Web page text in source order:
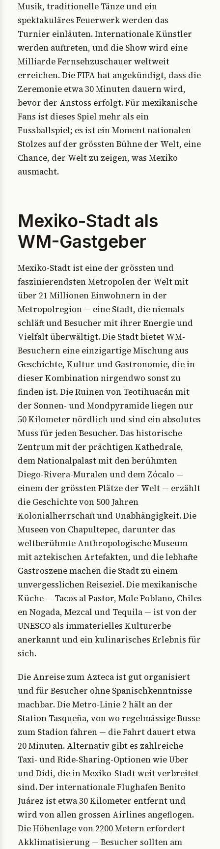
Musik, traditionelle Tänze und ein
spektakuläres Feuerwerk werden das
Turnier einläuten. Internationale Künstler
werden auftreten, und die Show wird eine
Milliarde Fernsehzuschauer weltweit
erreichen. Die FIFA hat angekündigt, dass die
Zeremonie etwa 30 Minuten dauern wird,
bevor der Anstoss erfolgt. Für mexikanische
Fans ist dieses Spiel mehr als ein
Fussballspiel; es ist ein Moment nationalen
Stolzes auf der grössten Bühne der Welt, eine
Chance, der Welt zu zeigen, was Mexiko
ausmacht.
Mexiko-Stadt als
WM-Gastgeber
Mexiko-Stadt ist eine der grössten und
faszinierendsten Metropolen der Welt mit
über 21 Millionen Einwohnern in der
Metropolregion — eine Stadt, die niemals
schläft und Besucher mit ihrer Energie und
Vielfalt überwältigt. Die Stadt bietet WM-
Besuchern eine einzigartige Mischung aus
Geschichte, Kultur und Gastronomie, die in
dieser Kombination nirgendwo sonst zu
finden ist. Die Ruinen von Teotihuacán mit
der Sonnen- und Mondpyramide liegen nur
50 Kilometer nördlich und sind ein absolutes
Muss für jeden Besucher. Das historische
Zentrum mit der prächtigen Kathedrale,
dem Nationalpalast mit den berühmten
Diego-Rivera-Muralen und dem Zócalo —
einem der grössten Plätze der Welt — erzählt
die Geschichte von 500 Jahren
Kolonialherrschaft und Unabhängigkeit. Die
Museen von Chapultepec, darunter das
weltberühmte Anthropologische Museum
mit aztekischen Artefakten, und die lebhafte
Gastroszene machen die Stadt zu einem
unvergesslichen Reiseziel. Die mexikanische
Küche — Tacos al Pastor, Mole Poblano, Chiles
en Nogada, Mezcal und Tequila — ist von der
UNESCO als immaterielles Kulturerbe
anerkannt und ein kulinarisches Erlebnis für
sich.
Die Anreise zum Azteca ist gut organisiert
und für Besucher ohne Spanischkenntnisse
machbar. Die Metro-Linie 2 hält an der
Station Tasqueña, von wo regelmässige Busse
zum Stadion fahren — die Fahrt dauert etwa
20 Minuten. Alternativ gibt es zahlreiche
Taxi- und Ride-Sharing-Optionen wie Uber
und Didi, die in Mexiko-Stadt weit verbreitet
sind. Der internationale Flughafen Benito
Juárez ist etwa 30 Kilometer entfernt und
wird von allen grossen Airlines angeflogen.
Die Höhenlage von 2200 Metern erfordert
Akklimatisierung — Besucher sollten am